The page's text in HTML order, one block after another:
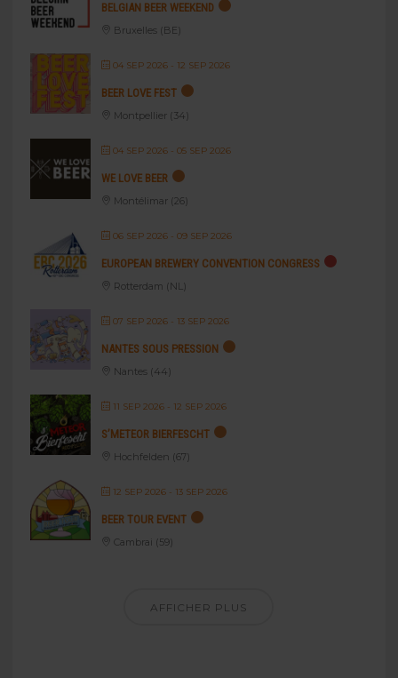
BELGIAN BEER WEEKEND
Bruxelles (BE)
04 SEP 2026- 12 SEP 2026
BEER LOVE FEST
Montpellier (34)
04 SEP 2026- 05 SEP 2026
WE LOVE BEER
Montélimar (26)
06 SEP 2026- 09 SEP 2026
EUROPEAN BREWERY CONVENTION CONGRESS
Rotterdam (NL)
07 SEP 2026- 13 SEP 2026
NANTES SOUS PRESSION
Nantes (44)
11 SEP 2026- 12 SEP 2026
S’METEOR BIERFESCHT
Hochfelden (67)
12 SEP 2026- 13 SEP 2026
BEER TOUR EVENT
Cambrai (59)
AFFICHER PLUS